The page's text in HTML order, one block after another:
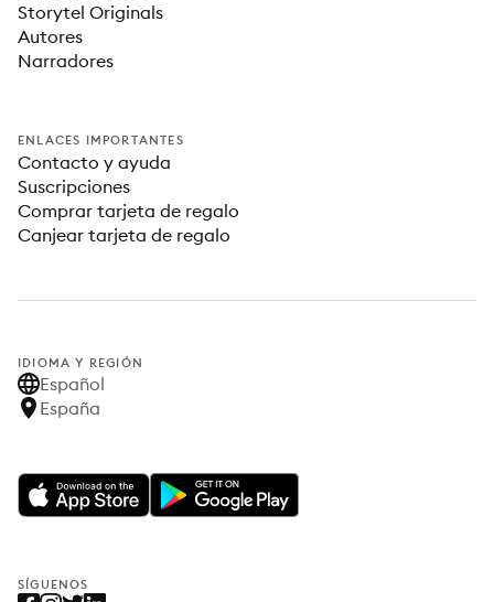
Storytel Originals
Autores
Narradores
ENLACES IMPORTANTES
Contacto y ayuda
Suscripciones
Comprar tarjeta de regalo
Canjear tarjeta de regalo
IDIOMA Y REGIÓN
Español
España
SÍGUENOS